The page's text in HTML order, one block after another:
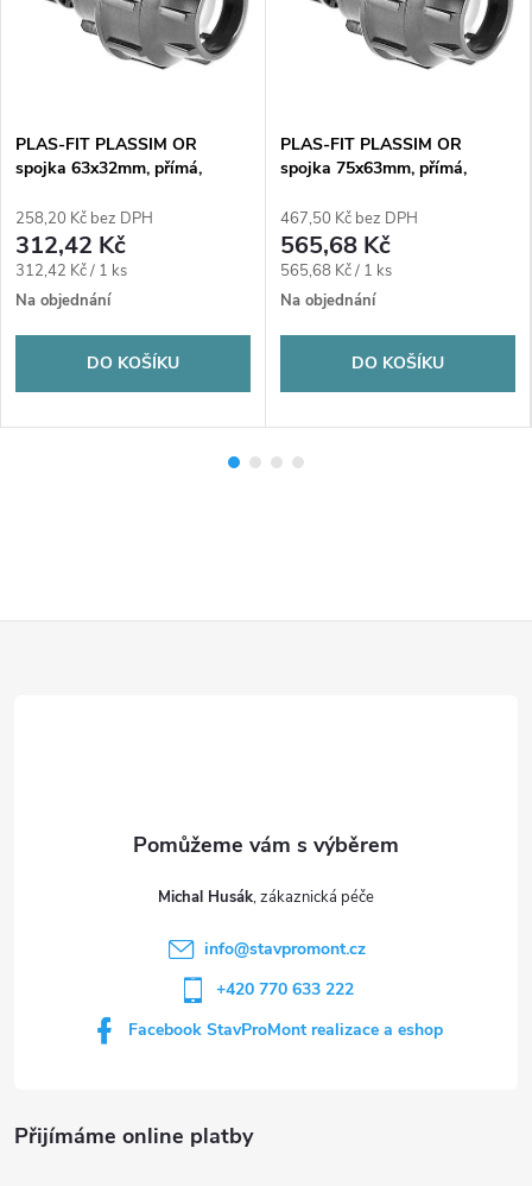
PLAS-FIT PLASSIM OR
spojka 63x32mm, přímá,
plast
258,20 Kč bez DPH
312,42 Kč
Měrná
cena:
312,42 Kč / 1 ks
Na objednání
DO KOŠÍKU
PLAS-FIT PLASSIM OR
spojka 75x63mm, přímá,
plast
467,50 Kč bez DPH
565,68 Kč
Měrná
cena:
565,68 Kč / 1 ks
Na objednání
DO KOŠÍKU
Přijímáme online platby
Michal Husák
info@stavpromont.cz
+420 770 633 222
Facebook StavProMont realizace a eshop